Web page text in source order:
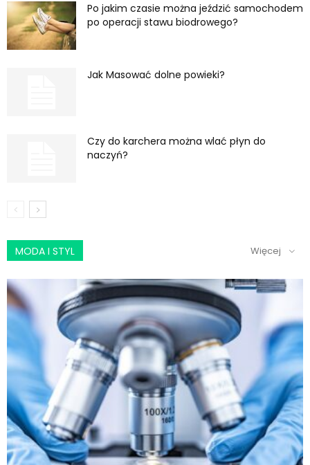
Po jakim czasie można jeździć samochodem
po operacji stawu biodrowego?
Jak Masować dolne powieki?
Czy do karchera można wlać płyn do
naczyń?
MODA I STYL Więcej